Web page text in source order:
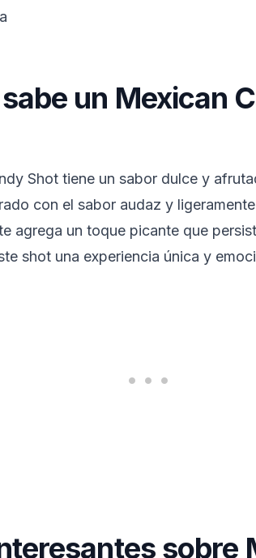
un Mexican
Shot tiene un sabor dulce y
con el sabor audaz y
agrega un toque picante que
shot una experiencia única y
sobre